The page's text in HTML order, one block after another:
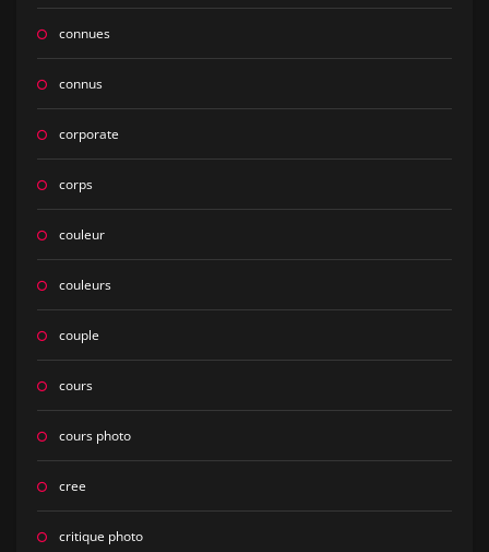
connues
connus
corporate
corps
couleur
couleurs
couple
cours
cours photo
cree
critique photo